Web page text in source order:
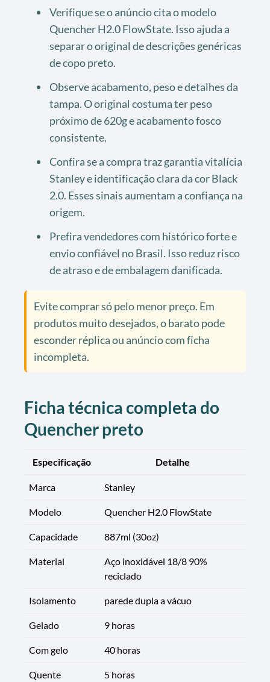
Verifique se o anúncio cita o modelo
Quencher H2.0 FlowState. Isso ajuda a
separar o original de descrições genéricas
de copo preto.
Observe acabamento, peso e detalhes da
tampa. O original costuma ter peso
próximo de 620g e acabamento fosco
consistente.
Confira se a compra traz garantia vitalícia
Stanley e identificação clara da cor Black
2.0. Esses sinais aumentam a confiança na
origem.
Prefira vendedores com histórico forte e
envio confiável no Brasil. Isso reduz risco
de atraso e de embalagem danificada.
Evite comprar só pelo menor preço. Em
produtos muito desejados, o barato pode
esconder réplica ou anúncio com ficha
incompleta.
Ficha técnica completa do
Quencher preto
Especificação Detalhe
Marca Stanley
Modelo Quencher H2.0 FlowState
Capacidade 887ml (30oz)
Material
Aço inoxidável 18/8 90%
reciclado
Isolamento parede dupla a vácuo
Gelado 9 horas
Com gelo 40 horas
Quente 5 horas